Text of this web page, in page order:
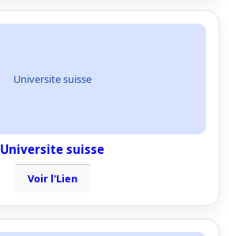
Universite suisse
Universite suisse
Voir l'Lien